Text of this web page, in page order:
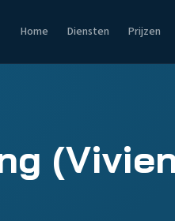
Home Diensten Prijzen